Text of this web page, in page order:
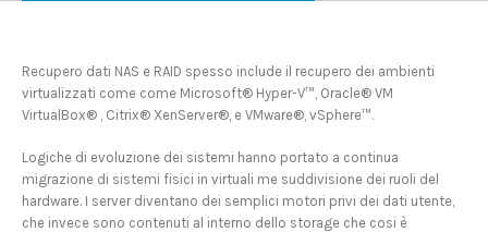
Recupero dati NAS e RAID spesso include il recupero dei ambienti
virtualizzati come come Microsoft® Hyper-V™, Oracle® VM
VirtualBox® , Citrix® XenServer®, e VMware®, vSphere™.
Logiche di evoluzione dei sistemi hanno portato a continua
migrazione di sistemi fisici in virtuali me suddivisione dei ruoli del
hardware. I server diventano dei semplici motori privi dei dati utente,
che invece sono contenuti al interno dello storage che cosi è